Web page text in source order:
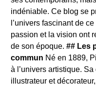
indéniable. Ce blog se
l’univers fascinant de
passion et la vision ont
de son époque.## Les
commun Né en 1889,
à l’univers artistique.
illustrateur et